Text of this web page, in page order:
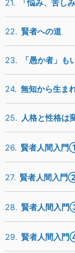
21. 「悩み、苦し
22. 賢者への道
23. 「愚か者」も
24. 無知から生ま
25. 人格と性格は
26. 賢者人間入
27. 賢者人間入
28. 賢者人間入
29. 賢者人間入